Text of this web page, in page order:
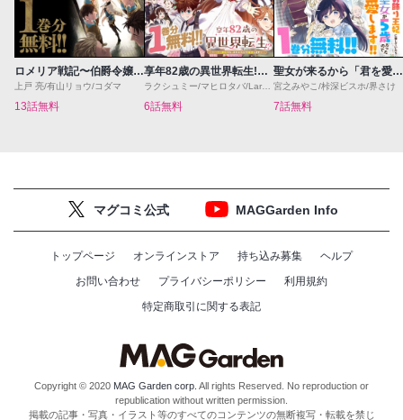
ロメリア戦記〜伯爵令嬢、魔王を倒した後も人類やばそうだから軍隊組織する〜
上戸 亮/有山リョウ/コダマ
13話無料
享年82歳の異世界転生!?〜ハズレ属性でも、スキルだけで無双します〜
6話無料
聖女が来るから「君を愛することはない」と言われたのでお飾り王妃に徹していたら、聖女が5歳だったので全力で愛します!!
宮之みやこ/桛深ビスホ/界さけ
7話無料
マグコミ公式 MAGGarden Info
トップページ オンラインストア 持ち込み募集
ヘルプ
お問い合わせ
プライバシーポリシー
利用規約
特定商取引に関する表記
Copyright © 2020 MAG Garden corp. All rights Reserved. No reproduction or
republication without written permission.
掲載の記事・写真・イラスト等のすべてのコンテンツの無断複写・転載を禁じ